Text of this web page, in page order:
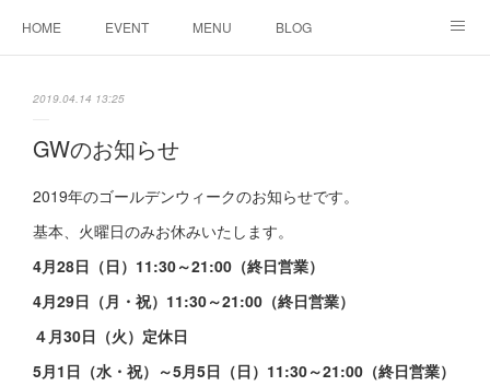
HOME EVENT MENU BLOG
2019.04.14 13:25
GWのお知らせ
2019年のゴールデンウィークのお知らせです。
基本、火曜日のみお休みいたします。
4月28日（日）11:30～21:00（終日営業）
4月29日（月・祝）11:30～21:00（終日営業）
４月30日（火）定休日
5月1日（水・祝）～5月5日（日）11:30～21:00（終日営業）